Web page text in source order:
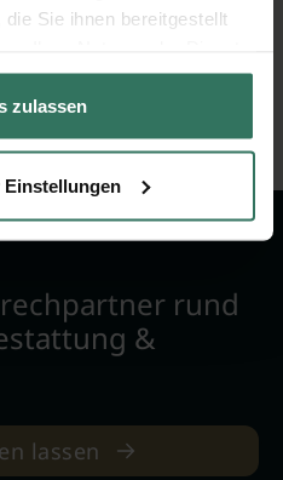
Sie ihnen bereitgestellt
zulassen
Einstellungen
rund
&
lassen